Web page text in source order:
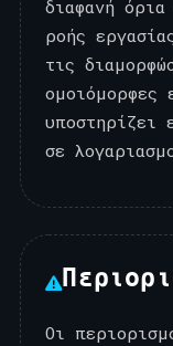
διαφανή
ροής
τις
ομοιόμορφες
υποστηρίζει
σε
Οι